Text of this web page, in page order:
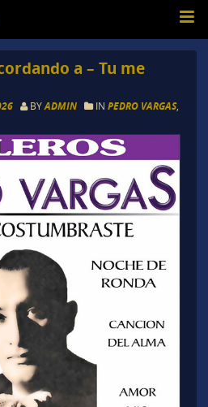
a – Tu me
BYADMIN IN PEDRO VARGAS,